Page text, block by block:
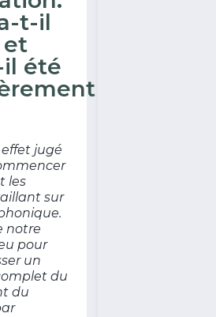
t-il
et
été
jugé
les
sur
notre
pour
un
du
du